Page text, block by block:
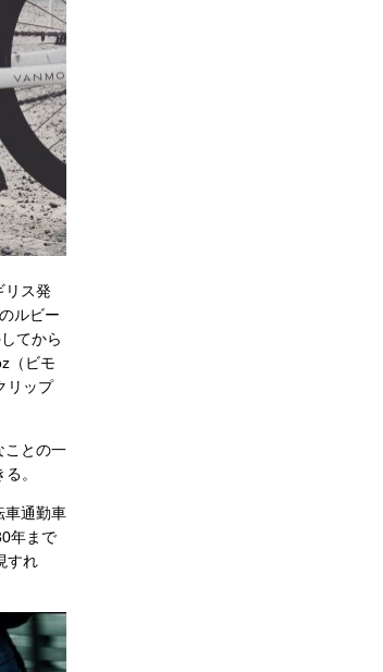
リス発
ルビー
てから
（ビモ
リップ
ことの一
。
車通勤車
年まで
すれ